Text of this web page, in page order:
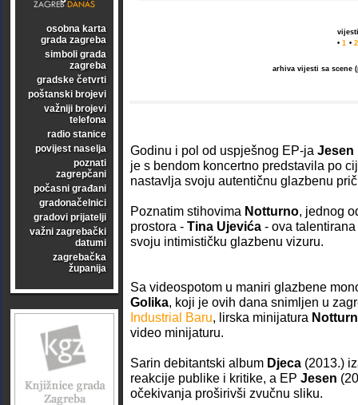
osobna karta
grada zagreba
simboli grada
zagreba
gradske četvrti
poštanski brojevi
važniji brojevi
telefona
radio stanice
povijest naselja
poznati
zagrepčani
počasni građani
gradonačelnici
gradovi prijatelji
važni zagrebački
datumi
zagrebačka
županija
• 1 • 2
arhiva vijesti sa scene
Godinu i pol od uspješnog EP-ja Jesen
je s bendom koncertno predstavila po
nastavlja svoju autentičnu glazbenu
Poznatim stihovima Notturno, jednog
prostora - Tina Ujevića - ova
svoju intimističku glazbenu vizuru.
Sa videospotom u maniri glazbene
Golika, koji je ovih dana snimljen u
Industrial Baru, lirska minijatura
video minijaturu.
Sarin debitantski album Djeca (2013.)
reakcije publike i kritike, a EP Jesen
očekivanja proširivši zvučnu sliku.